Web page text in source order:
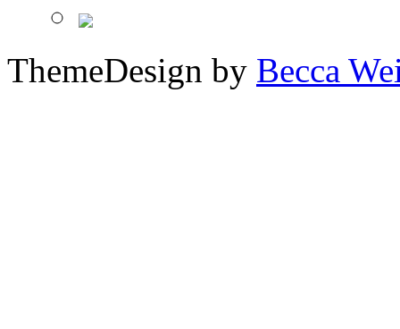
ThemeDesign by Becca